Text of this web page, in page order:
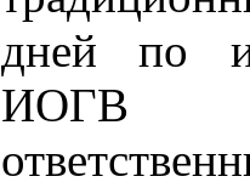
дней по
ИОГВ